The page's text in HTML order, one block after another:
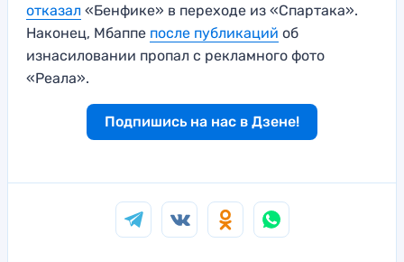
отказал «Бенфике» в переходе из «Спартака».
Наконец, Мбаппе после публикаций об
изнасиловании пропал с рекламного фото
«Реала».
Подпишись на нас в Дзене!